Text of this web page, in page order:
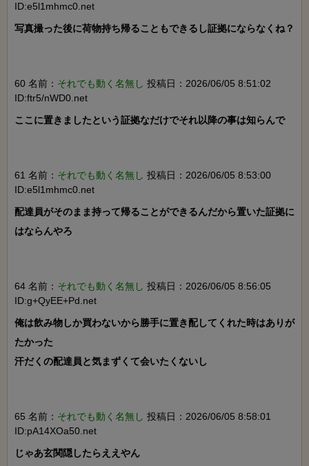
ID:e5l1mhmc0.net
写真撮った後に荷物持ち帰ることもできるし証拠にならなくね？
60 名前： それでも動く名無し 投稿日：2026/06/05 8:51:02
ID:ftr5/nWD0.net
ここに置きましたという証拠なだけでそれ以降の事は知らんで
61 名前： それでも動く名無し 投稿日：2026/06/05 8:53:00
ID:e5l1mhmc0.net
配達員がそのまま持って帰ることができるんだから置いた証拠に
はならんやろ
64 名前： それでも動く名無し 投稿日：2026/06/05 8:56:05
ID:g+QyEE+Pd.net
俺は飲み物しか買わないから勝手に置き配してくれた時はありが
たかった
汗だくの配達員と気まずくて会いたくないし
65 名前： それでも動く名無し 投稿日：2026/06/05 8:58:01
ID:pA14XOa50.net
じゃあ玄関隠したらええやん